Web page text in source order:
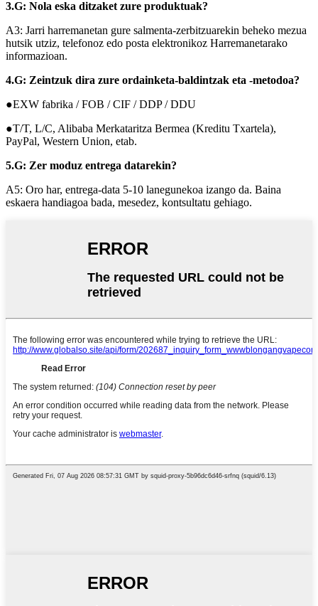
3.G: Nola eska ditzaket zure produktuak?
A3: Jarri harremanetan gure salmenta-zerbitzuarekin beheko mezua
hutsik utziz, telefonoz edo posta elektronikoz Harremanetarako
informazioan.
4.G: Zeintzuk dira zure ordainketa-baldintzak eta -metodoa?
●EXW fabrika / FOB / CIF / DDP / DDU
●T/T, L/C, Alibaba Merkataritza Bermea (Kreditu Txartela),
PayPal, Western Union, etab.
5.G: Zer moduz entrega datarekin?
A5: Oro har, entrega-data 5-10 lanegunekoa izango da. Baina
eskaera handiagoa bada, mesedez, kontsultatu gehiago.